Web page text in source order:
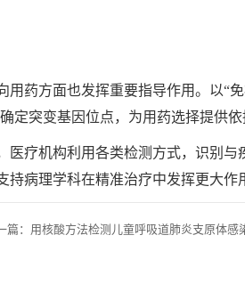
药方面也发挥重要指导作用。以“
定突变基因位点，为用药选择提供依
疗机构利用各类检测方式，识别与
病理学科在精准治疗中发挥更大作